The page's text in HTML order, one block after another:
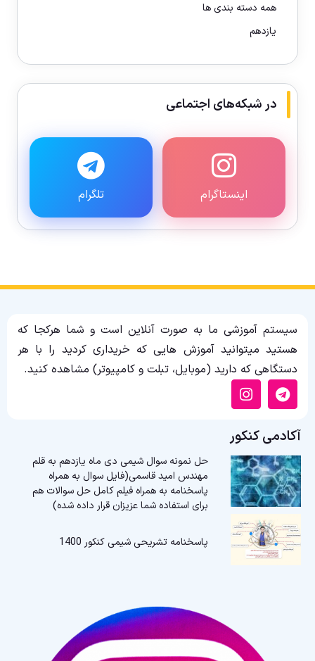
همه دسته بندی ها
یازدهم
در شبکه‌های اجتماعی
اینستاگرام تلگرام
سیستم آموزشی ما به صورت آنلاین است و شما هرکجا که
هستید میتوانید آموزش هایی که خریداری کردید را با هر
دستگاهی که دارید (موبایل، تبلت و کامپیوتر) مشاهده کنید.
آکادمی کنکور
حل نمونه سوال شیمی دی ماه یازدهم به قلم
مهندس امید قاسمی(فایل سوال به همراه
پاسخنامه به همراه فیلم کامل حل سوالات هم
برای استفاده شما عزیزان قرار داده شده)
پاسخنامه تشریحی شیمی کنکور 1400